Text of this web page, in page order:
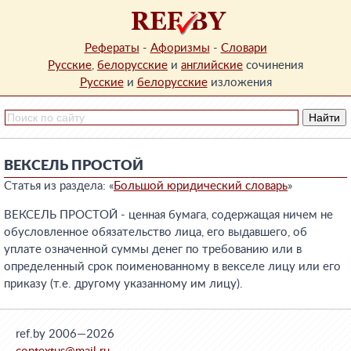
Рефераты - Афоризмы - Словари
Русские, белорусские и английские сочинения
Русскиеи белорусскиеизложения
ВЕКСЕЛЬ ПРОСТОЙ
Статья из раздела: «Большой юридический словарь»
ВЕКСЕЛЬ ПРОСТОЙ - ценная бумага, содержащая ничем не
обусловленное обязательство лица, его выдавшего, об
уплате означенной суммы денег по требованию или в
определенный срок поименованному в векселе лицу или его
приказу (т.е. другому указанному им лицу).
ref.by 2006—2026